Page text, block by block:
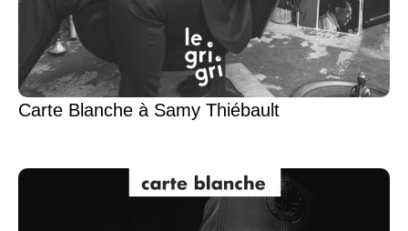
Carte Blanche à Samy Thiébault